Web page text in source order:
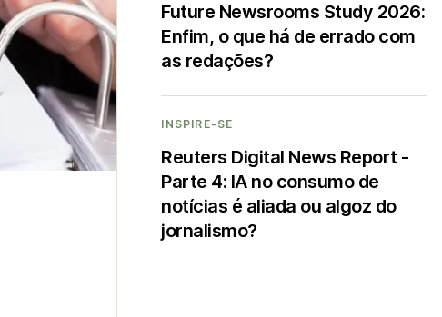
Future Newsrooms Study 2026:
Enfim, o que há de errado com
as redações?
INSPIRE-SE
Reuters Digital News Report -
Parte 4: IA no consumo de
notícias é aliada ou algoz do
jornalismo?